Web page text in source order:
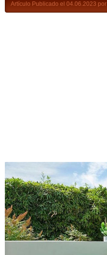
Artículo Publicado el 04.06.2023 por